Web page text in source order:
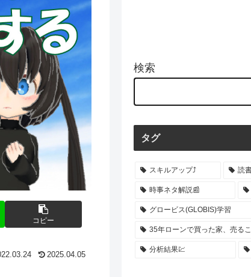
コピー
2025.04.05
検索
タグ
スキルアップ⤴️ 読
時事ネタ解説📰
グロービス(GLOBIS)学習
35年ローンで買った家、売る
分析結果💹